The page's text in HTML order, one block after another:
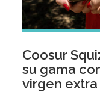
Coosur
su gama
virgen